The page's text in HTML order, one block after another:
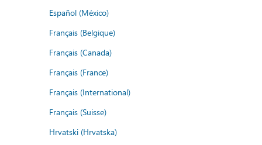
Español (México)
Français (Belgique)
Français (Canada)
Français (France)
Français (International)
Français (Suisse)
Hrvatski (Hrvatska)